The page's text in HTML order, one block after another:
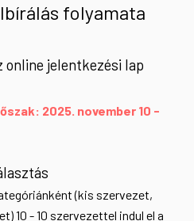
folyamata
online jelentkezési lap
2025. november 10 -
(kis szervezet,
10 - 10 szervezettel indul el a